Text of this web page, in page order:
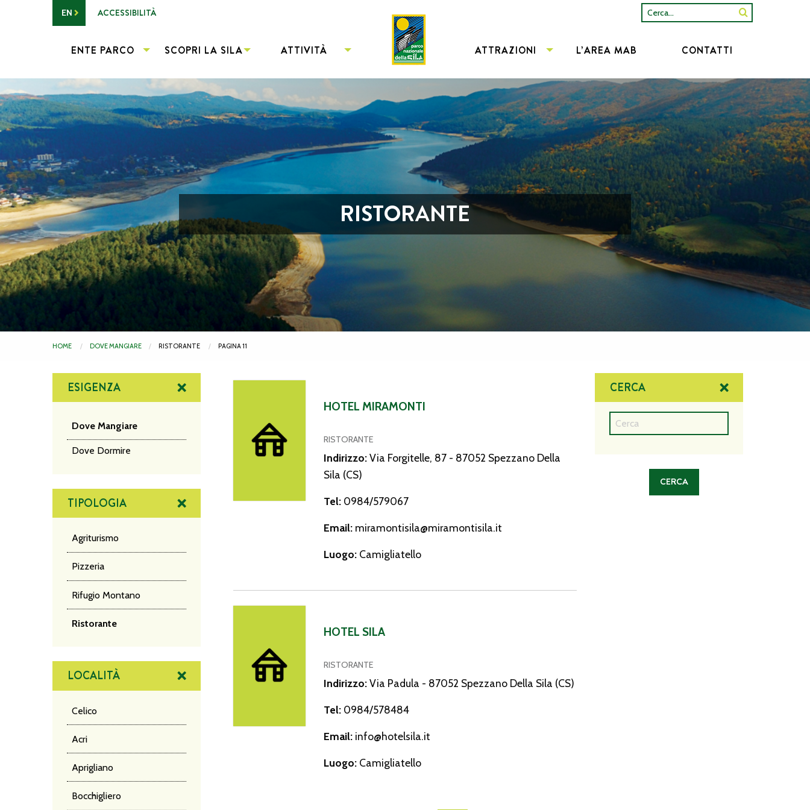
Vai al contenuto principale
EN ACCESSIBILITÀ Cerca...
ENTE PARCO SCOPRI LA SILA ATTIVITÀ ATTRAZIONI L’AREA MAB CONTATTI
RISTORANTE
HOME DOVE MANGIARE RISTORANTE PAGINA 11
ESIGENZA
Dove Mangiare
Dove Dormire
TIPOLOGIA
Agriturismo
Pizzeria
Rifugio Montano
Ristorante
LOCALITÀ
Celico
Acri
Aprigliano
Bocchigliero
HOTEL MIRAMONTI
RISTORANTE
Indirizzo:Via Forgitelle, 87 - 87052 Spezzano Della
Sila (CS)
Tel: 0984/579067
Email: miramontisila@miramontisila.it
Luogo: Camigliatello
HOTEL SILA
RISTORANTE
Indirizzo:Via Padula - 87052 Spezzano Della Sila (CS)
Tel: 0984/578484
Email: info@hotelsila.it
Luogo: Camigliatello
CERCA